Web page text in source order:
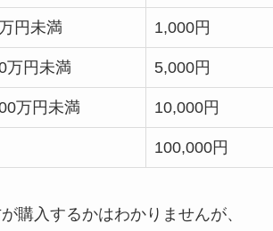
円未満 1,000円
万円未満 5,000円
万円未満 10,000円
100,000円
購入するかはわかりませんが、